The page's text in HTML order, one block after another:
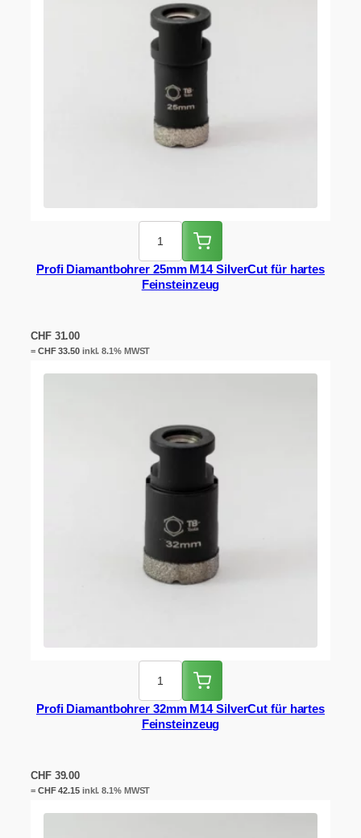
Profi Diamantbohrer 25mm M14 SilverCut für hartes
Feinsteinzeug
CHF31.00
= CHF33.50inkl. 8.1% MWST
Profi Diamantbohrer 32mm M14 SilverCut für hartes
Feinsteinzeug
CHF39.00
= CHF42.15inkl. 8.1% MWST